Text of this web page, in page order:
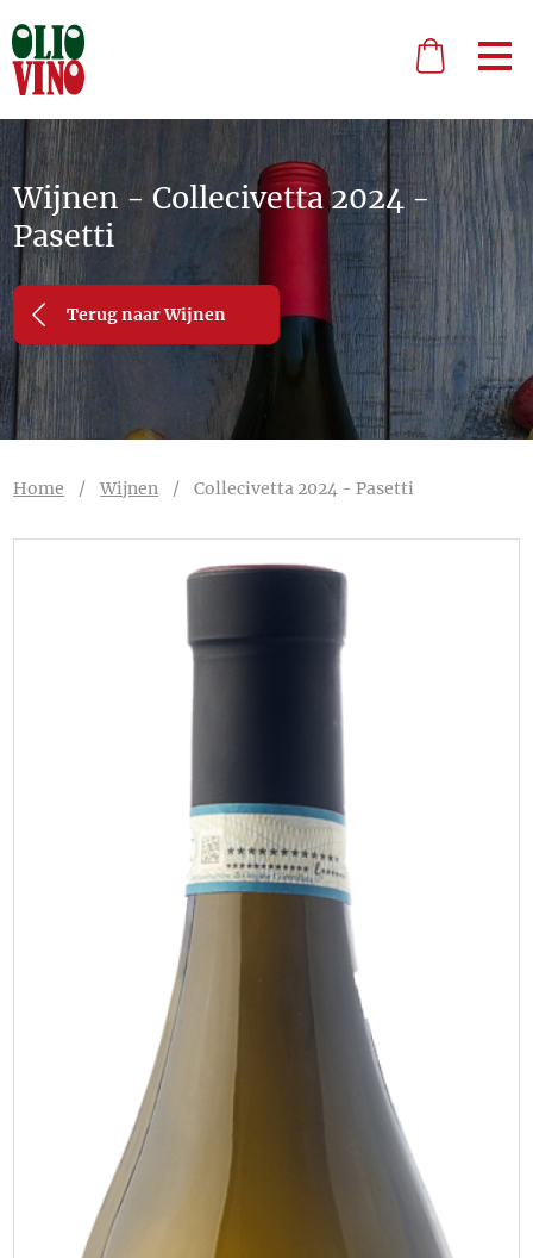
Wijnen - Collecivetta 2024 -
Pasetti
Terug naar Wijnen
Home /Wijnen /Collecivetta 2024 - Pasetti